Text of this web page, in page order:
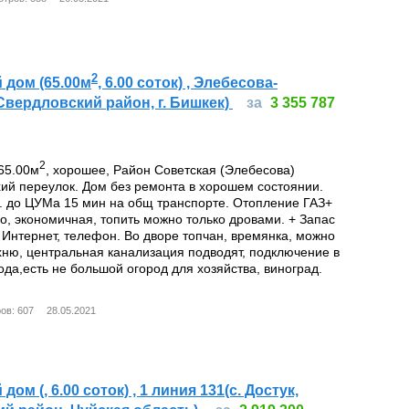
дом (65.00м2, 6.00 соток) , Элебесова-
район, г. Бишкек)
за 3 355 787
2
, хорошее, Район Советская (Элебесова)
переулок. Дом без ремонта в хорошем состоянии.
до ЦУМа 15 мин на общ транспорте. Отопление ГАЗ+
экономичная, топить можно только дровами. + Запас
телефон. Во дворе топчан, времянка, можно
центральная канализация подводят, подключение в
не большой огород для хозяйства, виноград.
607 28.05.2021
(, 6.00 соток) , 1 линия 131(с. Достук,